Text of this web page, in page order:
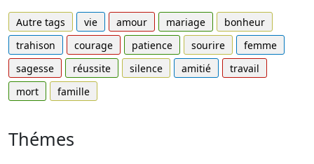
Autre tags vie amour mariage
bonheur
trahison
courage patience sourire
femme
sagesse
réussite silence amitié
travail
mort
famille
Thémes